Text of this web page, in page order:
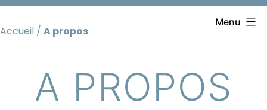
Aller
contenu
Menu
Accueil / A propos
A PROPOS